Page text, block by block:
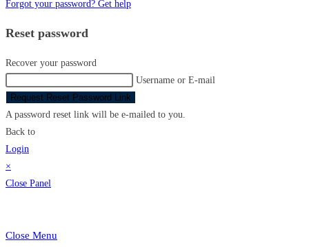
Forgot your password? Get help
Reset password
Recover your password
Username or E-mail
Request Reset Password Link
A password reset link will be e-mailed to you.
Back to
Login
×
Close Panel
Close Menu